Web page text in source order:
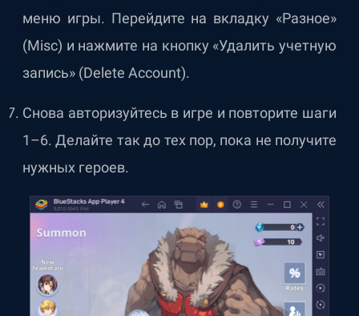
меню игры. Перейдите на вкладку «Разное»
(Misc) и нажмите на кнопку «Удалить учетную
запись» (Delete Account).
Снова авторизуйтесь в игре и повторите шаги
1–6. Делайте так до тех пор, пока не получите
нужных героев.